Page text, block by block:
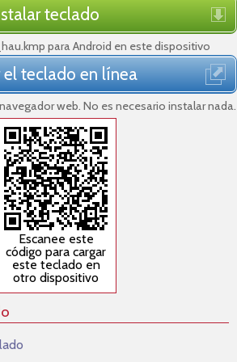
teclado
para Android en este dispositivo
teclado en línea
web. No es necesario instalar nada.
Escanee este
código para cargar
este teclado en
otro dispositivo